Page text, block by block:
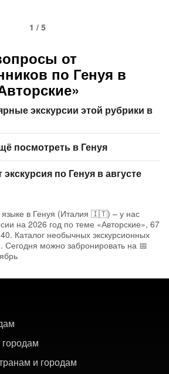
1 / 5
от
по Генуя в
экскурсии этой рубрики в
посмотреть в Генуя
по Генуя в августе
языке в Генуя (Италия 🇮🇹) – у нас
на 2026 год по теме «Авторские», 67
Каталог необычных экскурсионных
Сегодня можно забронировать на 📅
и городам